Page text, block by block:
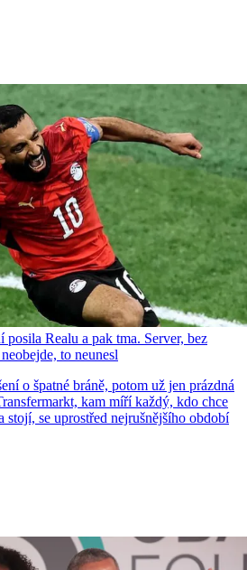
posila Realu a pak tma. Server, bez
to neunesl
o špatné bráně, potom už jen prázdná
kam míří každý, kdo chce
se uprostřed nejrušnějšího období